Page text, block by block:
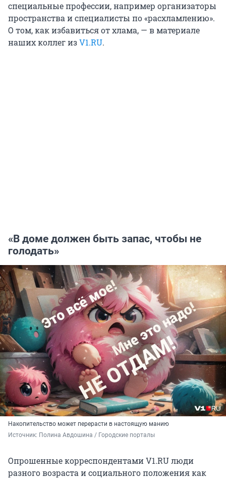
специальные профессии, например организаторы
пространства и специалисты по «расхламлению».
О том, как избавиться от хлама, — в материале
наших коллег изV1.RU.
«В доме должен быть запас, чтобы не
голодать»
Накопительство может перерасти в настоящую манию
Источник: Полина Авдошина / Городские порталы
Опрошенные корреспондентами V1.RU люди
разного возраста и социального положения как